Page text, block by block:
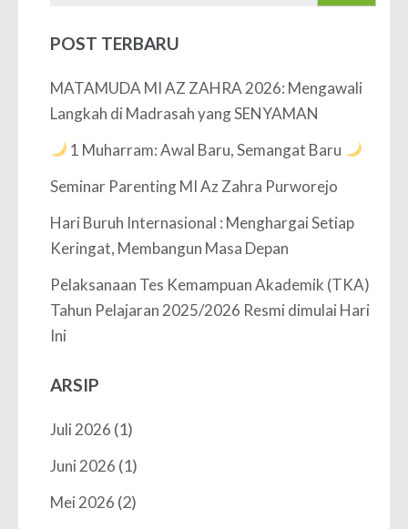
POST TERBARU
MATAMUDA MI AZ ZAHRA 2026: Mengawali
Langkah di Madrasah yang SENYAMAN
1 Muharram: Awal Baru, Semangat Baru
Seminar Parenting MI Az Zahra Purworejo
Hari Buruh Internasional : Menghargai Setiap
Keringat, Membangun Masa Depan
Pelaksanaan Tes Kemampuan Akademik (TKA)
Tahun Pelajaran 2025/2026 Resmi dimulai Hari
Ini
ARSIP
Juli 2026 (1)
Juni 2026 (1)
Mei 2026 (2)